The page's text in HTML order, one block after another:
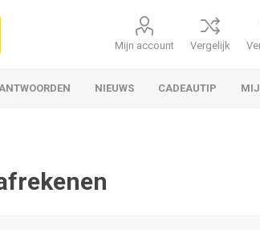
Mijn account Vergelijk
NIEUWS CADEAUTIP